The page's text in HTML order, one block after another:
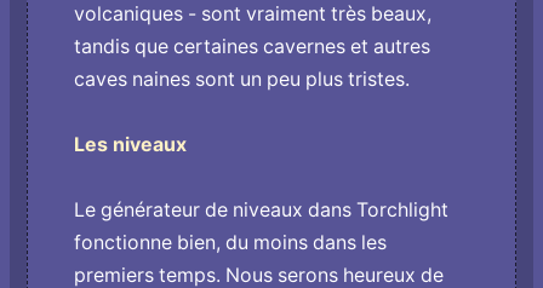
volcaniques - sont vraiment très beaux,
tandis que certaines cavernes et autres
caves naines sont un peu plus tristes.
Les niveaux
Le générateur de niveaux dans Torchlight
fonctionne bien, du moins dans les
premiers temps. Nous serons heureux de